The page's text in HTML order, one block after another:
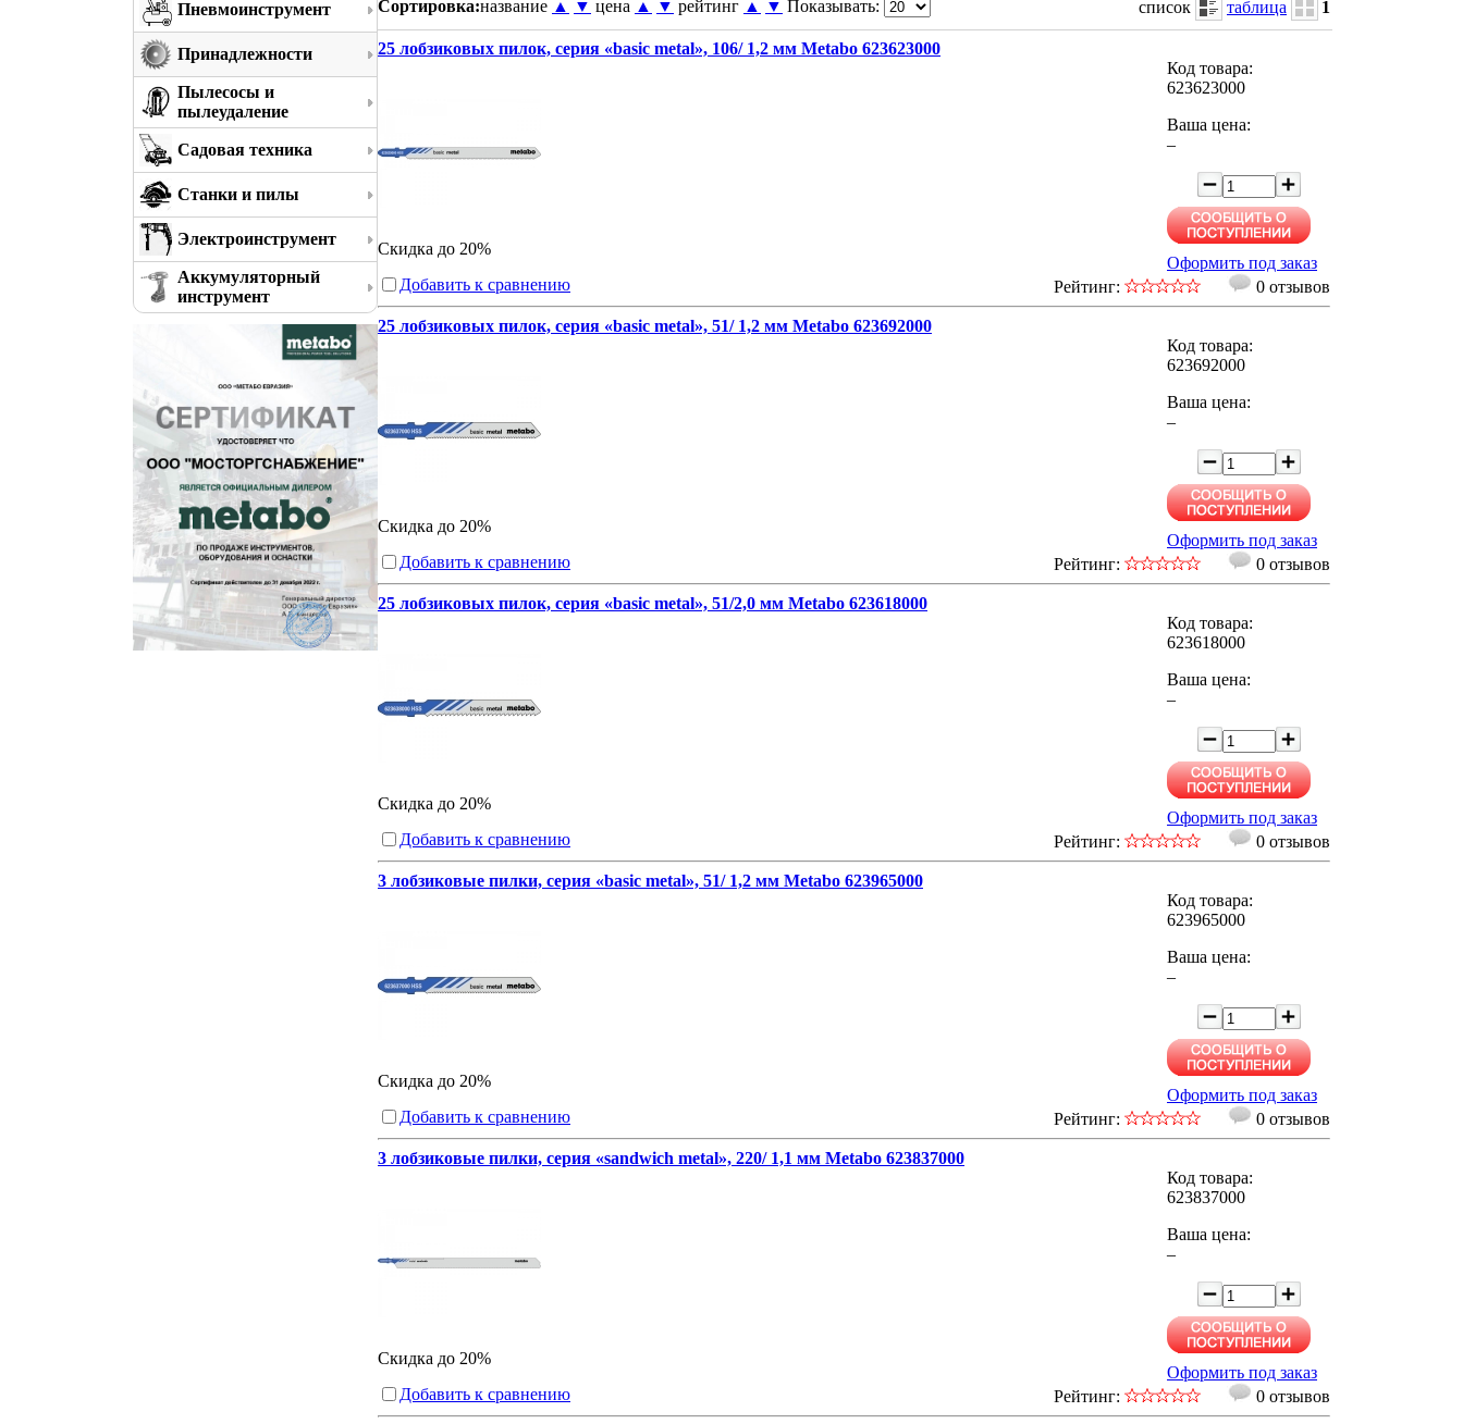
Пневмоинструмент
Принадлежности
Пылесосы и
пылеудаление
Садовая техника
Станки и пилы
Электроинструмент
Аккумуляторный
инструмент
Сортировка:название ▲ ▼ цена ▲ ▼ рейтинг ▲ ▼ Показывать: список таблица 1
25 лобзиковых пилок, серия «basic metal», 106/ 1,2 мм Metabo 623623000
Скидка до 20%
Код товара:
623623000
Ваша цена:
–
Оформить под заказ
Добавить к сравнению
Рейтинг: 0 отзывов
25 лобзиковых пилок, серия «basic metal», 51/ 1,2 мм Metabo 623692000
Скидка до 20%
Код товара:
623692000
Ваша цена:
–
Оформить под заказ
Добавить к сравнению
Рейтинг: 0 отзывов
25 лобзиковых пилок, серия «basic metal», 51/2,0 мм Metabo 623618000
Скидка до 20%
Код товара:
623618000
Ваша цена:
–
Оформить под заказ
Добавить к сравнению
Рейтинг: 0 отзывов
3 лобзиковые пилки, серия «basic metal», 51/ 1,2 мм Metabo 623965000
Скидка до 20%
Код товара:
623965000
Ваша цена:
–
Оформить под заказ
Добавить к сравнению
Рейтинг: 0 отзывов
3 лобзиковые пилки, серия «sandwich metal», 220/ 1,1 мм Metabo 623837000
Скидка до 20%
Код товара:
623837000
Ваша цена:
–
Оформить под заказ
Добавить к сравнению
Рейтинг: 0 отзывов